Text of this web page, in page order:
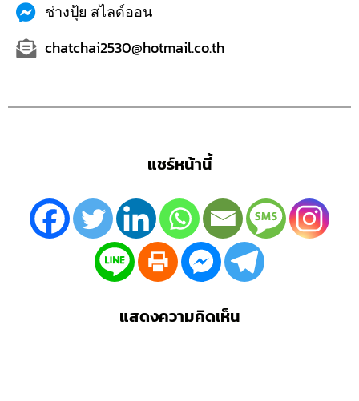
ช่างปุ้ย สไลด์ออน
chatchai2530@hotmail.co.th
แชร์หน้านี้
แสดงความคิดเห็น